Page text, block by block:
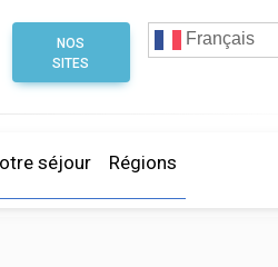
NOS
SITES
Français
séjour Régions